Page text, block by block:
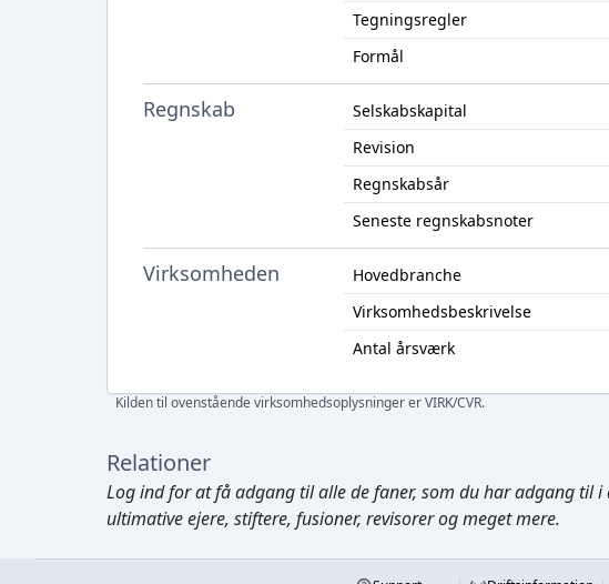
Tegningsregler
Formål
Regnskab Selskabskapital
Revision
Regnskabsår
Seneste regnskabsnoter
Virksomheden Hovedbranche
Virksomhedsbeskrivelse
Antal årsværk
Kilden til ovenstående virksomhedsoplysninger er VIRK/CVR.
Relationer
Log indfor at få adgang til alle de faner, som du har adgang til i
ultimative ejere, stiftere, fusioner, revisorer og meget mere.